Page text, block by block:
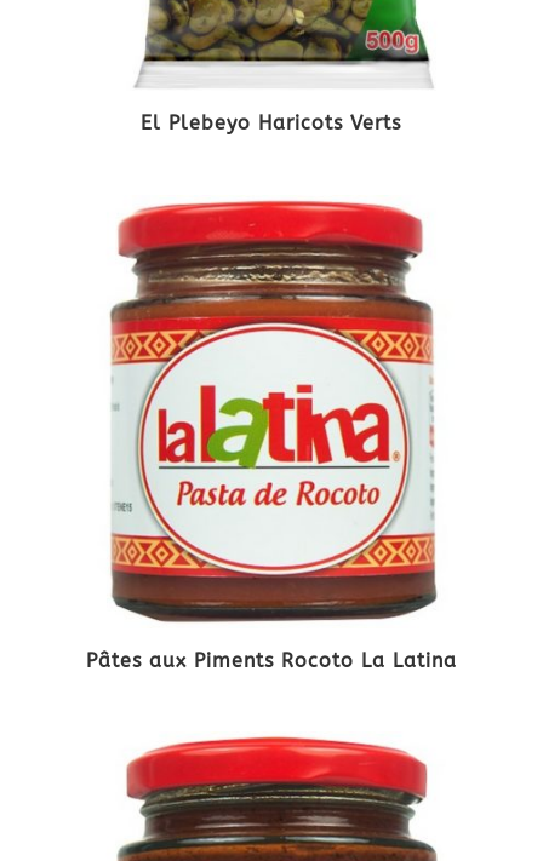
El Plebeyo Haricots Verts
Pâtes aux Piments Rocoto La Latina